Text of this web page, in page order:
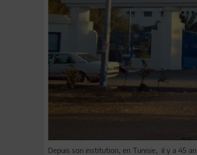
Depuis son institution, en Tunisie, il y a 45